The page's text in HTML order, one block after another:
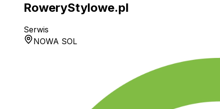
RoweryStylowe.pl
Serwis
NOWA SOL